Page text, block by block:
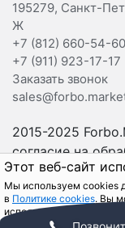
Этот веб-сайт
Мы используем cookies
в Политике cookies. Вы
использование.
использованием cookie-
195279, Санкт-
Ж
+7 (812) 660-54-60
+7 (911) 923-17-17
Заказать звонок
2015-2025
согласие на